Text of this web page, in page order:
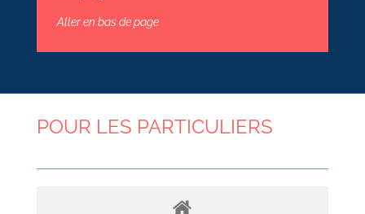
Aller en bas de page
POUR LES PARTICULIERS